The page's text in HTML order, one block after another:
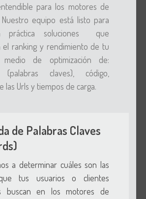
para los motores de
equipo está listo para
práctica soluciones que
el ranking y rendimiento de tu
de optimización de:
(palabras claves), código,
las Urls y tiempos de carga.
de Palabras Claves
a determinar cuáles son las
tus usuarios o clientes
buscan en los motores de